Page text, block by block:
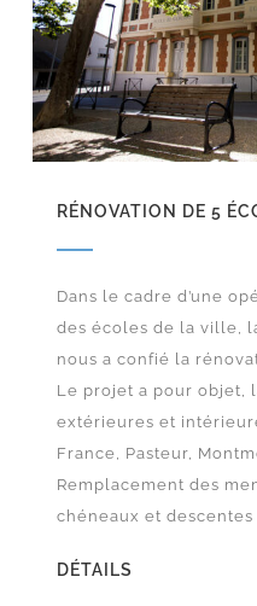
RÉNOVATION DE 5
Dans le cadre d’une
des écoles de la ville,
nous a confié la
Le projet a pour objet,
extérieures et
France, Pasteur,
Remplacement des
chéneaux et descentes
DÉTAILS